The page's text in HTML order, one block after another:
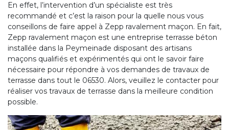
En effet, l’intervention d’un spécialiste est très
recommandé et c’est la raison pour la quelle nous vous
conseillons de faire appel à Zepp ravalement maçon. En fait,
Zepp ravalement maçon est une entreprise terrasse béton
installée dans la Peymeinade disposant des artisans
maçons qualifiés et expérimentés qui ont le savoir faire
nécessaire pour répondre à vos demandes de travaux de
terrasse dans tout le 06530. Alors, veuillez le contacter pour
réaliser vos travaux de terrasse dans la meilleure condition
possible.